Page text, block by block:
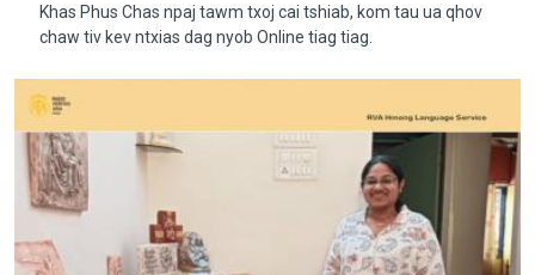
Khas Phus Chas npaj tawm txoj cai tshiab, kom tau ua qhov
chaw tiv kev ntxias dag nyob Online tiag tiag.